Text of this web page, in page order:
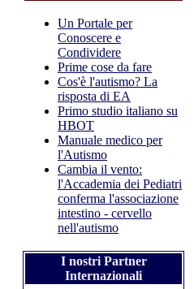
Un Portale per
Conoscere e
Condividere
Prime cose da fare
Cos'è l'autismo? La
risposta di EA
Primo studio italiano su
HBOT
Manuale medico per
l'Autismo
Cambia il vento:
l'Accademia dei Pediatri
conferma l'associazione
intestino - cervello
nell'autismo
I nostri Partner
Internazionali